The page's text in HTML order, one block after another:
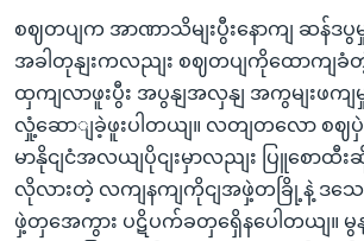
စဈတပျက အာဏာသိမျးပွီးနောကျ ဆန်
အခါတုနျးကလညျး စဈတပျကိုထောကျ
ထှကျလာဖူးပွီး အပွနျအလှနျ အကွမျးဖက
လှုံ့ဆောျခဲ့ဖူးပါတယျ။ လတျတလော စဈ
မာနိုငျငံအလယျပိုငျးမှာလညျး ပြူစောထီ
လိုလားတဲ့ လကျနကျကိုငျအဖှဲ့တခြို့နဲ့ ဒသ
ဖှဲ့တှအေကွား ပဋိပက်ခတှရှေိနပေါတယျ။ မွန